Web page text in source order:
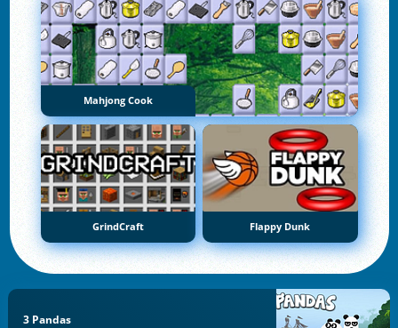
Mahjong Cook
GrindCraft Flappy Dunk
3 Pandas